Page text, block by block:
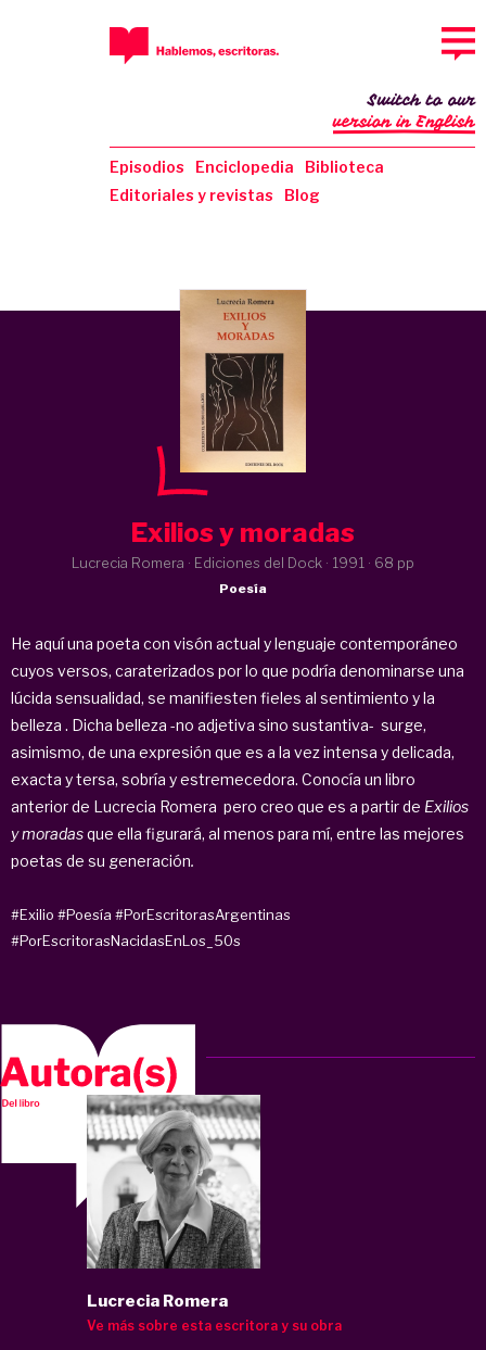
Episodios Enciclopedia
Biblioteca
Editoriales y revistas
Blog
Switch to our
version in English
Exilios y moradas
Lucrecia Romera · Ediciones del Dock · 1991 · 68 pp
Poesía
He aquí una poeta con visón actual y lenguaje contemporáneo
cuyos versos, caraterizados por lo que podría denominarse una
lúcida sensualidad, se manifiesten fieles al sentimiento y la
belleza . Dicha belleza -no adjetiva sino sustantiva- surge,
asimismo, de una expresión que es a la vez intensa y delicada,
exacta y tersa, sobría y estremecedora. Conocía un libro
anterior de Lucrecia Romera pero creo que es a partir de Exilios
y moradasque ella figurará, al menos para mí, entre las mejores
poetas de su generación.
#Exilio #Poesía #PorEscritorasArgentinas
#PorEscritorasNacidasEnLos_50s
Lucrecia Romera
Ve más sobre esta escritora y su obra